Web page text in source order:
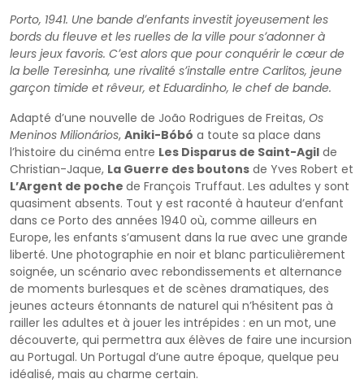
Porto, 1941. Une bande dʼenfants investit joyeusement les
bords du fleuve et les ruelles de la ville pour sʼadonner à
leurs jeux favoris. Cʼest alors que pour conquérir le cœur de
la belle Teresinha, une rivalité sʼinstalle entre Carlitos, jeune
garçon timide et rêveur, et Eduardinho, le chef de bande.
Adapté dʼune nouvelle de João Rodrigues de Freitas, Os
Meninos Milionários, Aniki-Bóbó a toute sa place dans
lʼhistoire du cinéma entre Les Disparus de Saint-Agil de
Christian-Jaque, La Guerre des boutons de Yves Robert et
LʼArgent de poche de François Truffaut. Les adultes y sont
quasiment absents. Tout y est raconté à hauteur dʼenfant
dans ce Porto des années 1940 où, comme ailleurs en
Europe, les enfants sʼamusent dans la rue avec une grande
liberté. Une photographie en noir et blanc particulièrement
soignée, un scénario avec rebondissements et alternance
de moments burlesques et de scènes dramatiques, des
jeunes acteurs étonnants de naturel qui nʼhésitent pas à
railler les adultes et à jouer les intrépides : en un mot, une
découverte, qui permettra aux élèves de faire une incursion
au Portugal. Un Portugal dʼune autre époque, quelque peu
idéalisé, mais au charme certain.